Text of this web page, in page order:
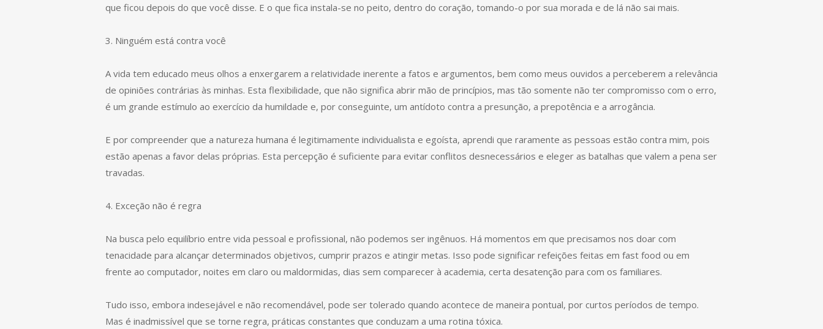
que ficou depois do que você disse. E o que fica instala-se no peito, dentro do coração, tomando-o por sua morada e de lá não sai mais.
3. Ninguém está contra você
A vida tem educado meus olhos a enxergarem a relatividade inerente a fatos e argumentos, bem como meus ouvidos a perceberem a relevância
de opiniões contrárias às minhas. Esta flexibilidade, que não significa abrir mão de princípios, mas tão somente não ter compromisso com o erro,
é um grande estímulo ao exercício da humildade e, por conseguinte, um antídoto contra a presunção, a prepotência e a arrogância.
E por compreender que a natureza humana é legitimamente individualista e egoísta, aprendi que raramente as pessoas estão contra mim, pois
estão apenas a favor delas próprias. Esta percepção é suficiente para evitar conflitos desnecessários e eleger as batalhas que valem a pena ser
travadas.
4. Exceção não é regra
Na busca pelo equilíbrio entre vida pessoal e profissional, não podemos ser ingênuos. Há momentos em que precisamos nos doar com
tenacidade para alcançar determinados objetivos, cumprir prazos e atingir metas. Isso pode significar refeições feitas em fast food ou em
frente ao computador, noites em claro ou maldormidas, dias sem comparecer à academia, certa desatenção para com os familiares.
Tudo isso, embora indesejável e não recomendável, pode ser tolerado quando acontece de maneira pontual, por curtos períodos de tempo.
Mas é inadmissível que se torne regra, práticas constantes que conduzam a uma rotina tóxica.